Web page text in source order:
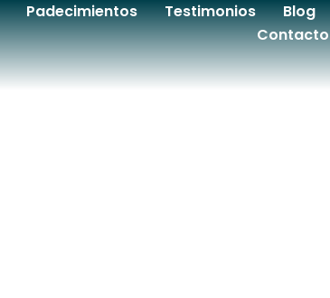
Padecimientos Testimonios
Blog
Contacto